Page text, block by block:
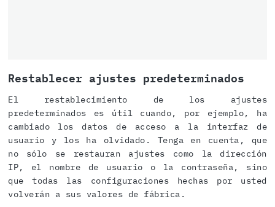
Restablecer ajustes predeterminados
El restablecimiento de los ajustes
predeterminados es útil cuando, por ejemplo, ha
cambiado los datos de acceso a la interfaz de
usuario y los ha olvidado. Tenga en cuenta, que
no sólo se restauran ajustes como la dirección
IP, el nombre de usuario o la contraseña, sino
que todas las configuraciones hechas por usted
volverán a sus valores de fábrica.